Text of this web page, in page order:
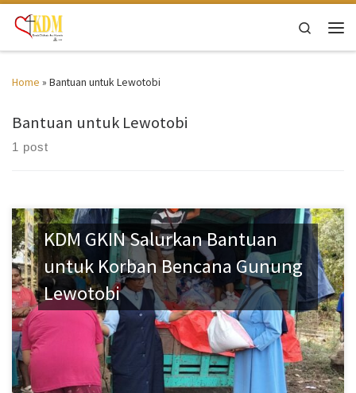
Skip to content
Search
Home » Bantuan untuk Lewotobi
Bantuan untuk Lewotobi
1 post
KDM GKIN Salurkan Bantuan
untuk Korban Bencana Gunung
Lewotobi